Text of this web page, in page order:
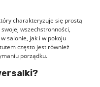
charakteryzuje się prostą
wszechstronności,
salonie, jak i w pokoju
często jest również
porządku.